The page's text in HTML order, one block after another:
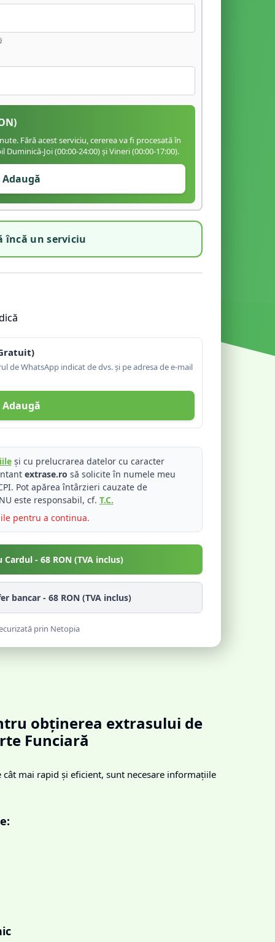
Fără acest serviciu, cererea va fi procesată în
Joi (00:00-24:00) și Vineri (00:00-17:00).
Adaugă
încă un serviciu
de WhatsApp indicat de dvs. și pe adresa de e-mail
Adaugă
și cu prelucrarea datelor cu caracter
extrase.ro să solicite în numele meu
Pot apărea întârzieri cauzate de
este responsabil, cf. T.C.
pentru a continua.
Cardul - 68 RON (TVA inclus)
bancar - 68 RON (TVA inclus)
prin Netopia
obținerea extrasului de
Funciară
cât mai rapid și eficient, sunt necesare informațiile